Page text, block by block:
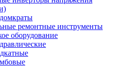
ремонтные инструменты
оборудование